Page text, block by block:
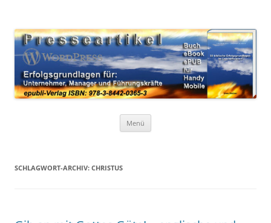
Erfolgsgrundlagen
Menü
SCHLAGWORT-ARCHIV: CHRISTUS